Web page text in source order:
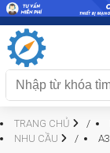
TRANG CHỦ
NHU CẦU
A3